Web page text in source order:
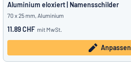
Aluminium eloxiert | Namensschilder
70 x 25 mm, Aluminium
11.89 CHF mit MwSt.
Anpassen